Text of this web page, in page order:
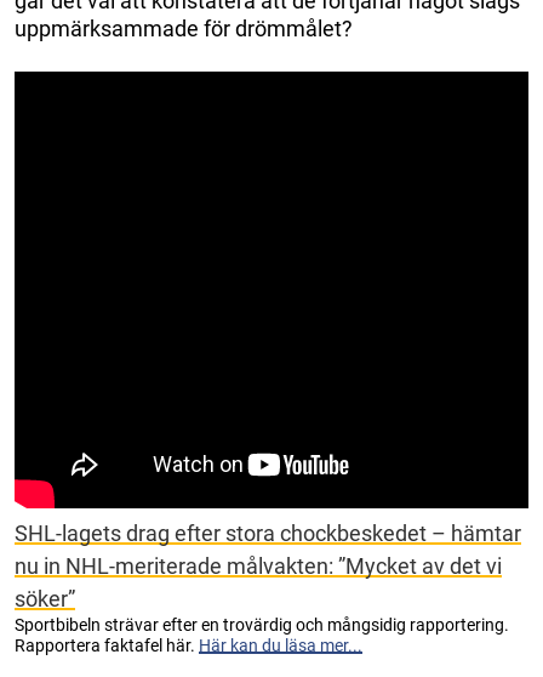
uppmärksammade för drömmålet?
SHL-lagets drag efter stora chockbeskedet – hämtar
nu in NHL-meriterade målvakten: ”Mycket av det vi
söker”
Sportbibeln strävar efter en trovärdig och mångsidig rapportering.
Rapportera faktafel här. Här kan du läsa mer...